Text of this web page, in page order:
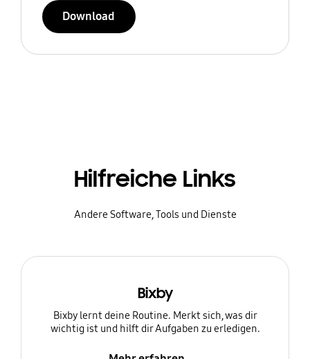
Download
Hilfreiche Links
Andere Software, Tools und Dienste
Bixby
Bixby lernt deine Routine. Merkt sich, was dir
wichtig ist und hilft dir Aufgaben zu erledigen.